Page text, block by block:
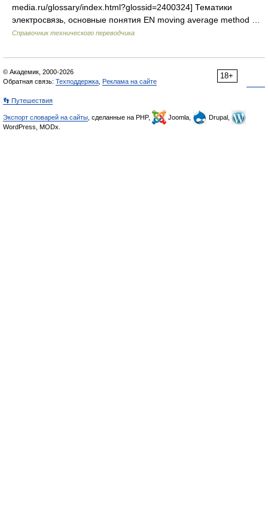
media.ru/glossary/index.html?glossid=2400324] Тематики
электросвязь, основные понятия EN moving average method …
Справочник технического переводчика
18+
© Академик, 2000-2026
Обратная связь: Техподдержка Реклама на сайте
👣 Путешествия
Экспорт словарей на сайты , сделанные на PHP, Joomla,
Drupal,
WordPress, MODx.